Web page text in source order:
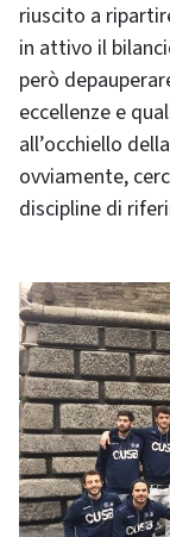
riuscito a
in attivo il
però
eccellenze e
all’occhiello
ovviamente,
discipline di